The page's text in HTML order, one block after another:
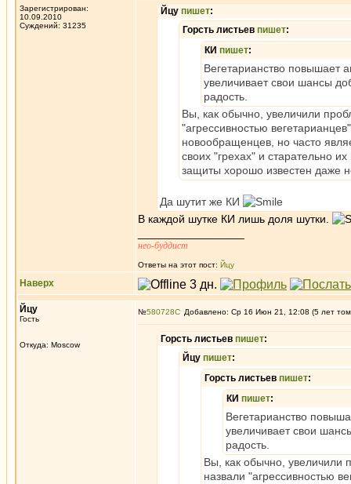
Зарегистрирован:
10.09.2010
Суждений: 31235
Йцу пишет:
Горсть листьев пишет:
КИ пишет:
Вегетарианство повышает
увеличивает свои шансы
радость.
Вы, как обычно, увеличили
"агрессивностью
новообращенцев, но часто
своих "грехах" и старательно
защиты хорошо известен даже
Да шутит же КИ
В каждой шутке КИ лишь доля шутки.
нео-буддист
Ответы на этот пост: Йцу
Наверх
Йцу
Гость
Откуда: Moscow
№580728 Добавлено: Ср 16 Июн 21, 12:08 (5 лет
Горсть листьев пишет:
Йцу пишет:
Горсть листьев пишет:
КИ пишет:
Вегетарианство
увеличивает свои
радость.
Вы, как обычно, увеличили
назвали "агрессивностью